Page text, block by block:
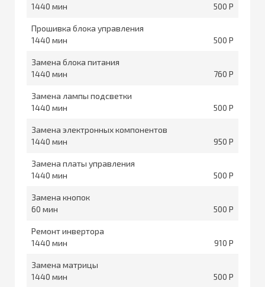
1440
500
Прошивка блока управления
1440
500
Замена блока питания
1440
760
Замена лампы подсветки
1440
500
Замена электронных компонентов
1440
950
Замена платы управления
1440
500
Замена кнопок
60
500
Ремонт инвертора
1440
910
Замена матрицы
1440
500